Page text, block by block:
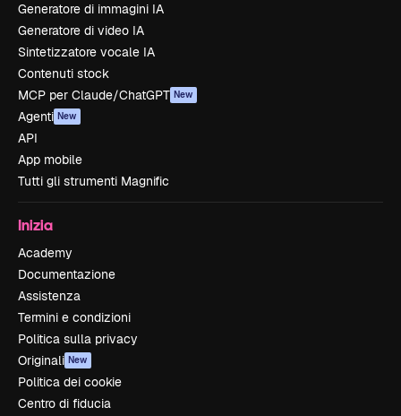
Generatore di immagini IA
Generatore di video IA
Sintetizzatore vocale IA
Contenuti stock
MCP per Claude/ChatGPT New
Agenti New
API
App mobile
Tutti gli strumenti Magnific
Inizia
Academy
Documentazione
Assistenza
Termini e condizioni
Politica sulla privacy
Originali New
Politica dei cookie
Centro di fiducia